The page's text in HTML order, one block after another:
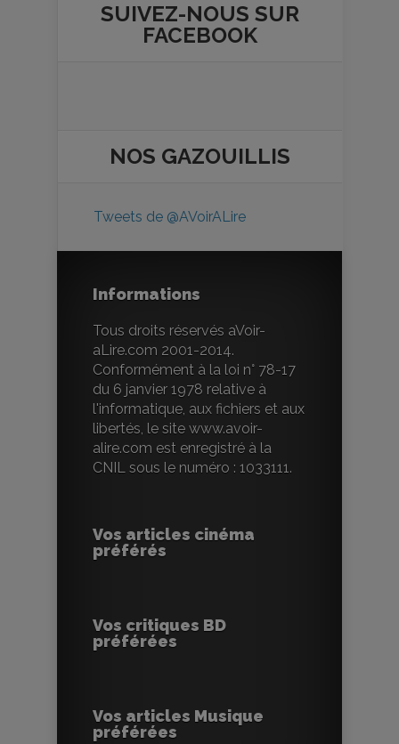
SUIVEZ-NOUS SUR
FACEBOOK
NOS GAZOUILLIS
Tweets de @AVoirALire
Informations
Tous droits réservés aVoir-
aLire.com 2001-2014.
Conformément à la loi n° 78-17
du 6 janvier 1978 relative à
l'informatique, aux fichiers et aux
libertés, le site www.avoir-
alire.com est enregistré à la
CNIL sous le numéro : 1033111.
Vos articles cinéma
préférés
Vos critiques BD
préférées
Vos articles Musique
préférées